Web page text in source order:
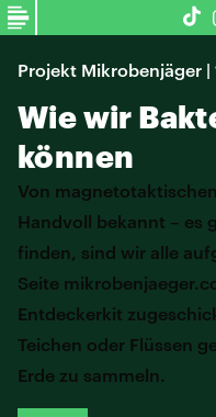
Projekt Mikrobenjäger |
Wie wir
können
Von
Handvoll bekannt – es
finden, sind wir alle
Seite
Entdeckerkit
Teichen oder Flüssen
Erde zu sammeln.